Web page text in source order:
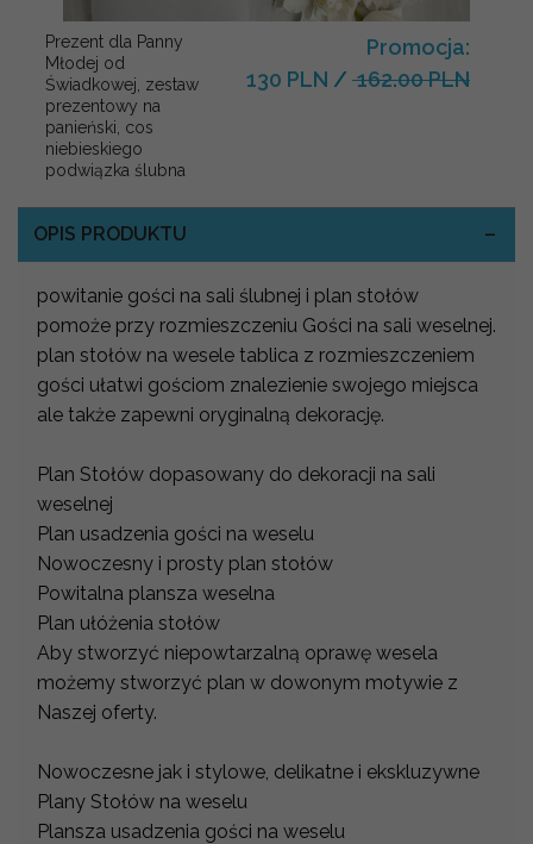
Prezent dla Panny
Młodej od
Świadkowej, zestaw
prezentowy na
panieński, cos
niebieskiego
podwiązka ślubna
Promocja:
130 PLN / 162.00 PLN
OPIS PRODUKTU
powitanie gości na sali ślubnej i plan stołów
pomoże przy rozmieszczeniu Gości na sali weselnej.
plan stołów na wesele tablica z rozmieszczeniem
gości ułatwi gościom znalezienie swojego miejsca
ale także zapewni oryginalną dekorację.
Plan Stołów dopasowany do dekoracji na sali
weselnej
Plan usadzenia gości na weselu
Nowoczesny i prosty plan stołów
Powitalna plansza weselna
Plan ułóżenia stołów
Aby stworzyć niepowtarzalną oprawę wesela
możemy stworzyć plan w dowonym motywie z
Naszej oferty.
Nowoczesne jak i stylowe, delikatne i ekskluzywne
Plany Stołów na weselu
Plansza usadzenia gości na weselu